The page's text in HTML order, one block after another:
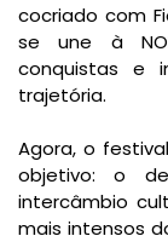
cocriado com
se une à
conquistas e
trajetória.
Agora, o
objetivo: o
intercâmbio
mais intensos